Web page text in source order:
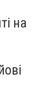
на